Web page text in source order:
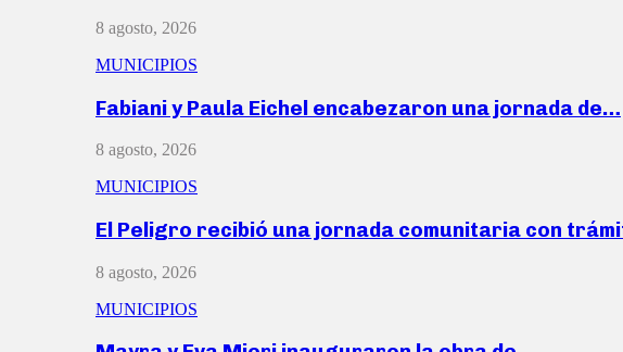
8 agosto, 2026
MUNICIPIOS
Fabiani y Paula Eichel encabezaron una jornada de…
8 agosto, 2026
MUNICIPIOS
El Peligro recibió una jornada comunitaria con
8 agosto, 2026
MUNICIPIOS